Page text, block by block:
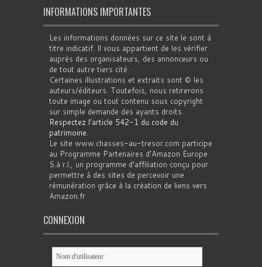
INFORMATIONS IMPORTANTES
Les informations données sur ce site le sont à
titre indicatif. Il vous appartient de les vérifier
auprès des organisateurs, des annonceurs ou
de tout autre tiers cité.
Certaines illustrations et extraits sont © les
auteurs/éditeurs. Toutefois, nous retirerons
toute image ou tout contenu sous copyright
sur simple demande des ayants droits.
Respectez l'article 542-1 du code du
patrimoine.
Le site www.chasses-au-tresor.com participe
au Programme Partenaires d’Amazon Europe
S.à r.l., un programme d’affiliation conçu pour
permettre à des sites de percevoir une
rémunération grâce à la création de liens vers
Amazon.fr
CONNEXION